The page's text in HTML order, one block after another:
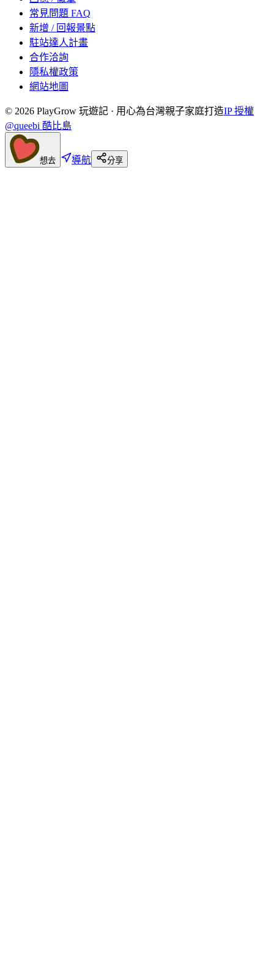
常見問題 FAQ
新增 / 回報景點
駐站達人計畫
合作洽詢
隱私權政策
網站地圖
© 2026 PlayGrow 玩遊記 · 用心為台灣親子家庭打造IP 授權
@queebi 酷比島
想去 導航 分享